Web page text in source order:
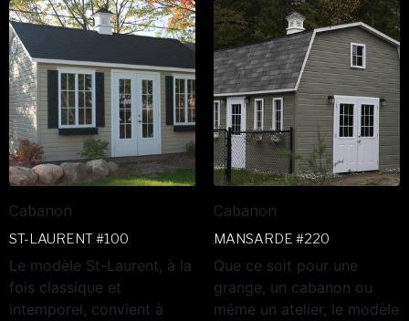
Cabanon
ST-LAURENT #100
Le modèle St-Laurent, à la
fois classique et
intemporel, convient à
Cabanon
MANSARDE #220
Que ce soit pour une
grange, un cabanon ou
même un atelier, le modèle